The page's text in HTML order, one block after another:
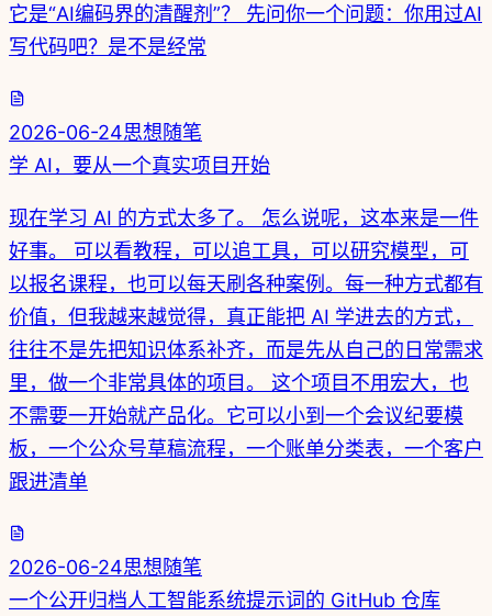
它是“AI编码界的清醒剂”？ 先问你一个问题：你用过AI
写代码吧？是不是经常
2026-06-24思想随笔
学 AI，要从一个真实项目开始
现在学习 AI 的方式太多了。 怎么说呢，这本来是一件
好事。 可以看教程，可以追工具，可以研究模型，可
以报名课程，也可以每天刷各种案例。每一种方式都有
价值，但我越来越觉得，真正能把 AI 学进去的方式，
往往不是先把知识体系补齐，而是先从自己的日常需求
里，做一个非常具体的项目。 这个项目不用宏大，也
不需要一开始就产品化。它可以小到一个会议纪要模
板，一个公众号草稿流程，一个账单分类表，一个客户
跟进清单
2026-06-24思想随笔
一个公开归档人工智能系统提示词的 GitHub 仓库